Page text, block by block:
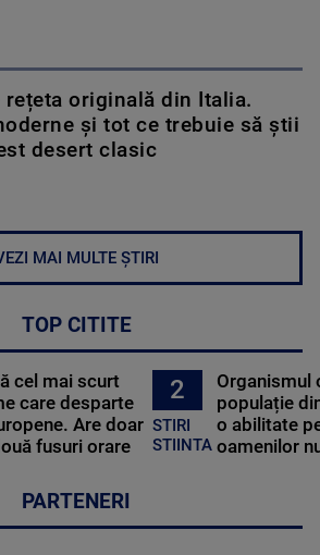
originală din Italia.
și tot ce trebuie să știi
desert clasic
MAI MULTE ȘTIRI
TOP CITITE
cel mai scurt
care desparte
Are doar
fusuri orare
2
STIRI
STIINTA
Organismul
populație
o abilitate
oamenilor
PARTENERI